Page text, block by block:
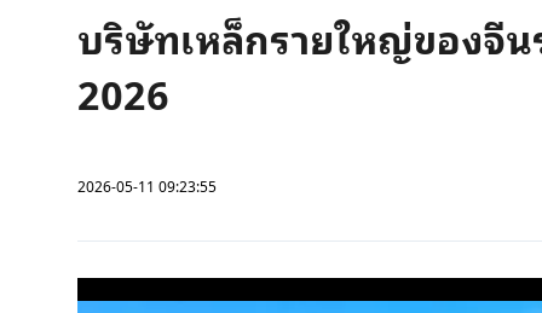
บริษัทเหล็กรายใหญ่ของจีน
2026
2026-05-11 09:23:55